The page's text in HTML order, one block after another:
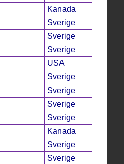
Kanada
Sverige
Sverige
Sverige
USA
Sverige
Sverige
Sverige
Sverige
Kanada
Sverige
Sverige